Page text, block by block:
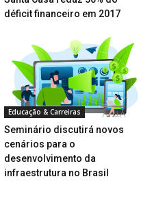
déficit financeiro em 2017
Educação & Carreiras
Seminário discutirá novos
cenários para o
desenvolvimento da
infraestrutura no Brasil